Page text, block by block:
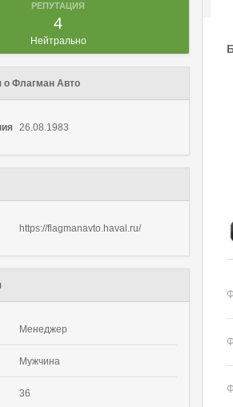
РЕПУТАЦИЯ
4
Нейтрально
о Флагман Авто
26.08.1983
https://flagmanavto.haval.ru/
Менеджер
Мужчина
36